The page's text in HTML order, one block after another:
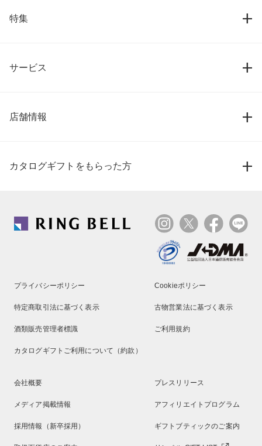
特集
サービス
店舗情報
カタログギフトをもらった方
プライバシーポリシー Cookieポリシー
特定商取引法に基づく表示 古物営業法に基づく表示
酒類販売管理者標識 ご利用規約
カタログギフトご利用について（約款）
会社概要 プレスリリース
メディア掲載情報 アフィリエイトプログラム
採用情報（新卒採用） ギフトブティックのご案内